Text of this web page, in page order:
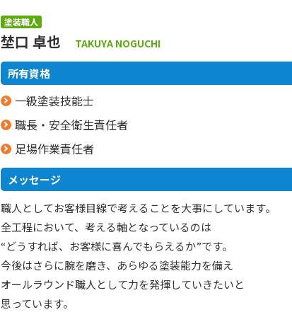
塗装職人
埜口 卓也 TAKUYA NOGUCHI
所有資格
一級塗装技能士
職長・安全衛生責任者
足場作業責任者
メッセージ
職人としてお客様目線で考えることを大事にしています。
全工程において、考える軸となっているのは
“どうすれば、お客様に喜んでもらえるか”です。
今後はさらに腕を磨き、あらゆる塗装能力を備え
オールラウンド職人として力を発揮していきたいと
思っています。